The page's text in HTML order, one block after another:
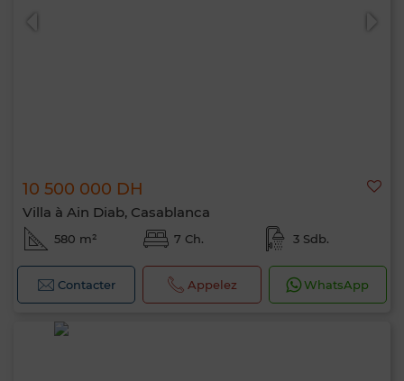
10 500 000 DH
Villa à Ain Diab, Casablanca
580 m² 7 Ch. 3 Sdb.
Contacter Appelez WhatsApp